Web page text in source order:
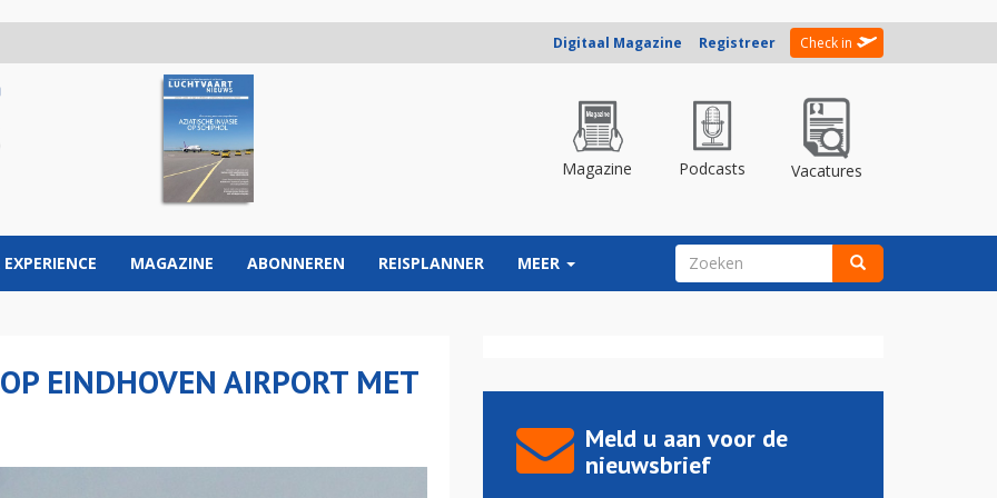
Digitaal Magazine Registreer Check in
Magazine Podcasts Vacatures
EXPERIENCE MAGAZINE ABONNEREN REISPLANNER MEER ZOEKVELD
EINDHOVEN AIRPORT MET
Meld u aan voor de
nieuwsbrief